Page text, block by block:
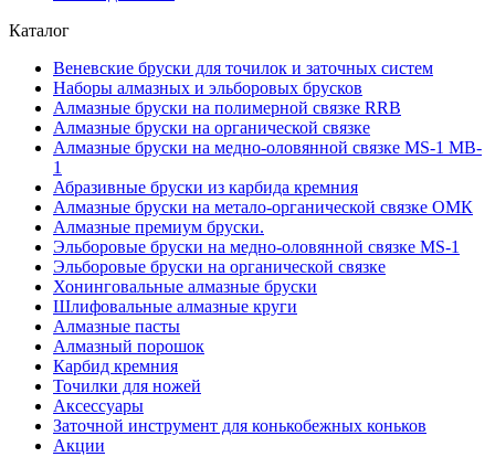
Каталог
Веневские бруски для точилок и заточных систем
Наборы алмазных и эльборовых брусков
Алмазные бруски на полимерной связке RRB
Алмазные бруски на органической связке
Алмазные бруски на медно-оловянной связке MS-1 MB-
1
Абразивные бруски из карбида кремния
Алмазные бруски на метало-органической связке ОМК
Алмазные премиум бруски.
Эльборовые бруски на медно-оловянной связке MS-1
Эльборовые бруски на органической связке
Хонинговальные алмазные бруски
Шлифовальные алмазные круги
Алмазные пасты
Алмазный порошок
Карбид кремния
Точилки для ножей
Аксессуары
Заточной инструмент для конькобежных коньков
Акции